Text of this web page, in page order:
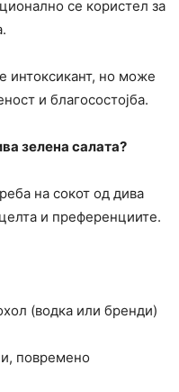
се користел за
интоксикант, но може
и благосостојба.
зелена салата?
на сокот од дива
и преференциите.
(водка или бренди)
повремено